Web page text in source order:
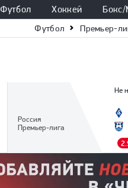
Футбол Хоккей
Футбол Премьер-
Россия
Премьер-лига
Не